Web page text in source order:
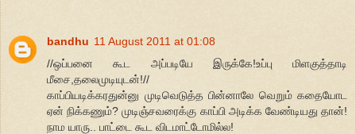
bandhu 11 August 2011 at 01:08
//ஒப்பனை கூட அப்படியே இருக்கே!உப்பு மிளகுத்தாடி
மீசை,தலைமுடியுடன்!//
காப்பியடிக்கரதுன்னு முடிவெடுத்த பின்னாலே வெறும் கதையோட
ஏன் நிக்கணும்? முடிஞ்சவரைக்கு காப்பி அடிக்க வேண்டியது தான்!
நாம யாரு.. பாட்டை கூட விடமாட்டோமில்ல!